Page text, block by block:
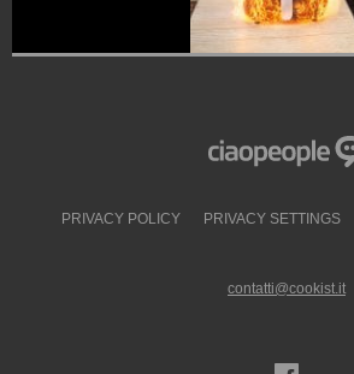
PRIVACY POLICY PRIVACY SETTINGS
contatti@cookist.it